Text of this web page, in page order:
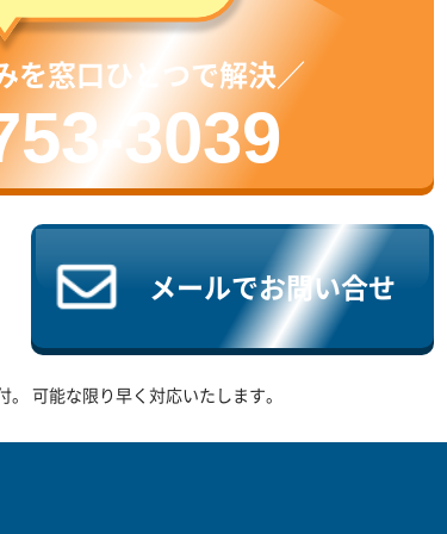
を窓口ひとつで解決／
3039
メールでお問い合せ
可能な限り早く対応いたします。